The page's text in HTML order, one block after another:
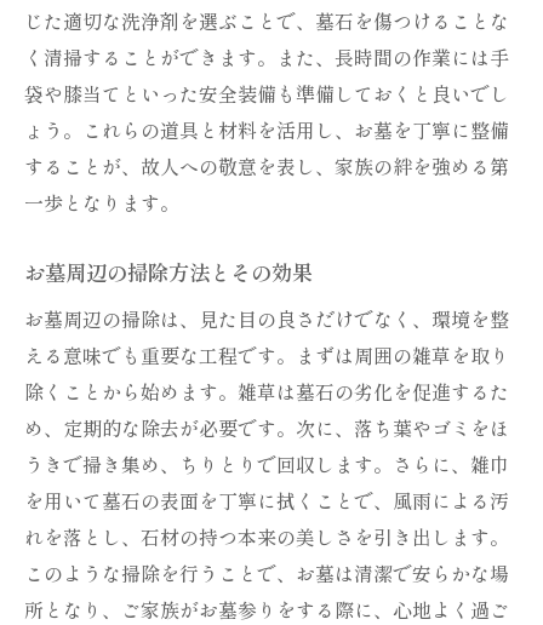
お墓整備の意義家族の絆を未来へと受け継ぐ
お墓整備を通じた家族の価値観の伝承
未来に続く家族の絆をお墓で感じる
お墓整備が未来の家族をつなぐ理由
お墓整備を通じて学ぶ家族の歴史
お墓整備の意義を次世代へ伝える方法
心を込めたお墓整備で家族の時間を創出
家族でお墓整備をする時間の価値
心を込めたお墓整備で生まれる絆
お墓整備が家族に与える充実感
共に過ごすお墓整備の時間を大切にする
家族の時間を創出するお墓整備の工夫
お墓整備を通じて家族の絆を深める
お墓整備の工夫家族の絆を強める感動のひとと
じた適切な洗浄剤を選ぶことで、墓石を傷つけることな
く清掃することができます。また、長時間の作業には手
袋や膝当てといった安全装備も準備しておくと良いでし
ょう。これらの道具と材料を活用し、お墓を丁寧に整備
することが、故人への敬意を表し、家族の絆を強める第
一歩となります。
お墓周辺の掃除方法とその効果
お墓周辺の掃除は、見た目の良さだけでなく、環境を整
える意味でも重要な工程です。まずは周囲の雑草を取り
除くことから始めます。雑草は墓石の劣化を促進するた
め、定期的な除去が必要です。次に、落ち葉やゴミをほ
うきで掃き集め、ちりとりで回収します。さらに、雑巾
を用いて墓石の表面を丁寧に拭くことで、風雨による汚
れを落とし、石材の持つ本来の美しさを引き出します。
このような掃除を行うことで、お墓は清潔で安らかな場
所となり、ご家族がお墓参りをする際に、心地よく過ご